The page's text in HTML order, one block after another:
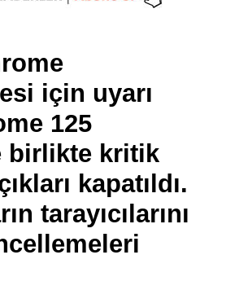
için uyarı
125
birlikte kritik
kapatıldı.
tarayıcılarını